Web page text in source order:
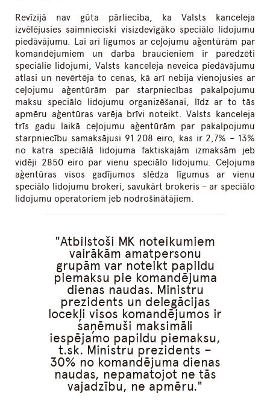
Revīzijā nav gūta pārliecība, ka Valsts kanceleja
izvēlējusies saimnieciski visizdevīgāko speciālo lidojumu
piedāvājumu. Lai arī līgumos ar ceļojumu aģentūrām par
komandējumiem un darba braucieniem ir paredzēti
speciālie lidojumi, Valsts kanceleja neveica piedāvājumu
atlasi un nevērtēja to cenas, kā arī nebija vienojusies ar
ceļojumu aģentūrām par starpniecības pakalpojumu
maksu speciālo lidojumu organizēšanai, līdz ar to tās
apmēru aģentūras varēja brīvi noteikt. Valsts kanceleja
trīs gadu laikā ceļojumu aģentūrām par pakalpojumu
starpniecību samaksājusi 91 208 eiro, kas ir 2,7% – 13%
no katra speciālā lidojuma faktiskajām izmaksām jeb
vidēji 2850 eiro par vienu speciālo lidojumu. Ceļojuma
aģentūras visos gadījumos slēdza līgumus ar vienu
speciālo lidojumu brokeri, savukārt brokeris – ar speciālo
lidojumu operatoriem jeb nodrošinātājiem.
Atbilstoši MK noteikumiem
vairākām amatpersonu
grupām var noteikt papildu
piemaksu pie komandējuma
dienas naudas. Ministru
prezidents un delegācijas
locekļi visos komandējumos ir
saņēmuši maksimāli
iespējamo papildu piemaksu,
t.sk. Ministru prezidents –
30% no komandējuma dienas
naudas, nepamatojot ne tās
vajadzību, ne apmēru.